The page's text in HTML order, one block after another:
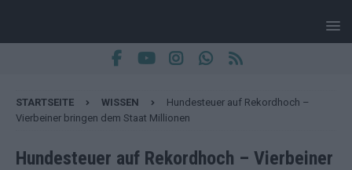
STARTSEITE WISSEN
Hundesteuer auf Rekordhoch –
Vierbeiner bringen dem Staat Millionen
Hundesteuer auf Rekordhoch – Vierbeiner